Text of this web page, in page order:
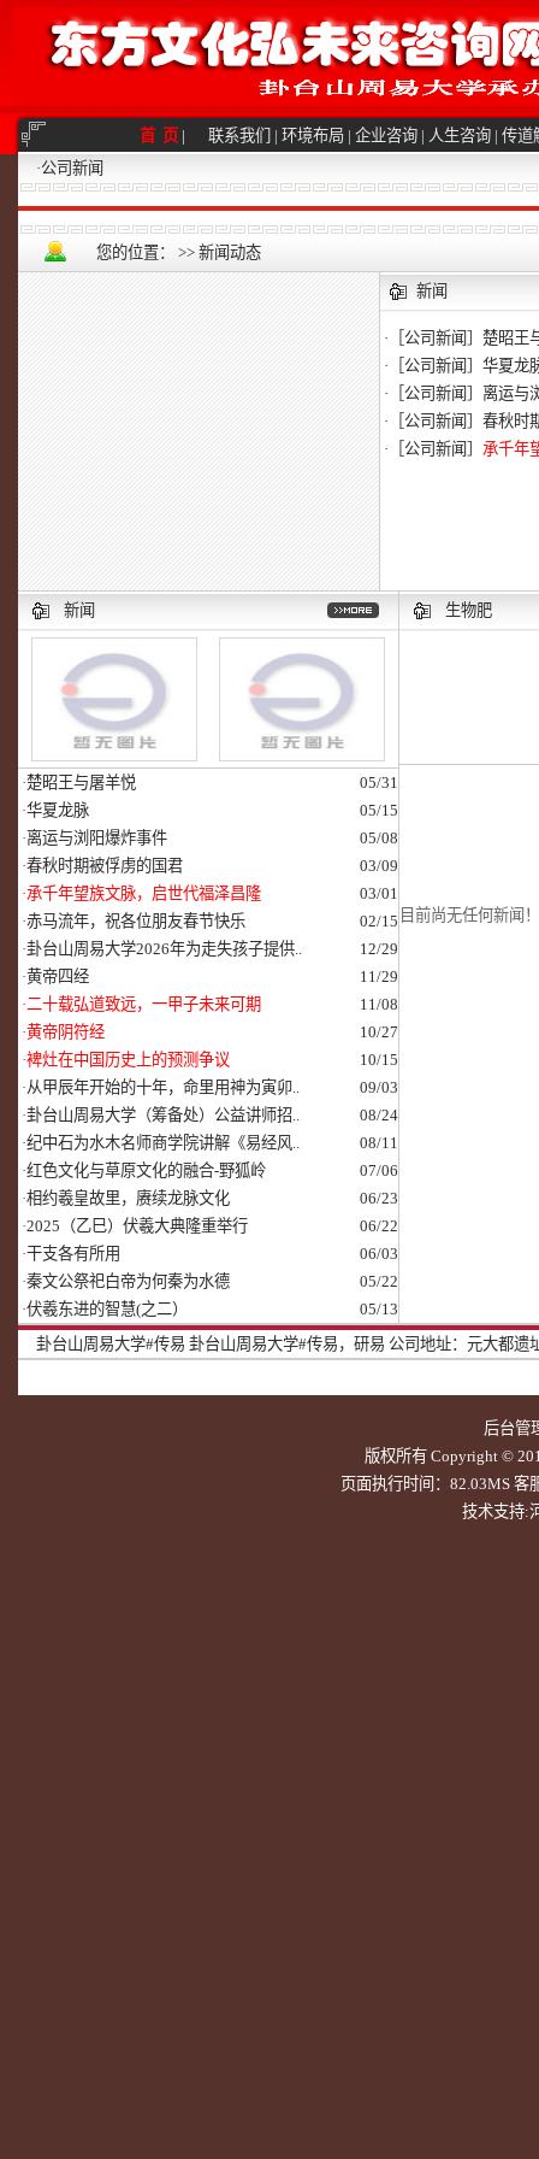
首 页 | 联系我们 | 环境布局 | 企业咨询 | 人生咨询 | 传道
·公司新闻
您的位置： >> 新闻动态
新闻
· ［公司新闻］ 楚昭王
· ［公司新闻］ 华夏龙
· ［公司新闻］ 离运与
· ［公司新闻］ 春秋时
· ［公司新闻］ 承千年
新闻
·楚昭王与屠羊悦
05/31
·华夏龙脉
05/15
·离运与浏阳爆炸事件
05/08
·春秋时期被俘虏的国君
03/09
·承千年望族文脉，启世代福泽昌隆
03/01
·赤马流年，祝各位朋友春节快乐
02/15
·卦台山周易大学2026年为走失孩子提供..
12/29
·黄帝四经
11/29
·二十载弘道致远，一甲子未来可期
11/08
·黄帝阴符经
10/27
·裨灶在中国历史上的预测争议
10/15
·从甲辰年开始的十年，命里用神为寅卯..
09/03
·卦台山周易大学（筹备处）公益讲师招..
08/24
·纪中石为水木名师商学院讲解《易经风..
08/11
·红色文化与草原文化的融合-野狐岭
07/06
·相约羲皇故里，赓续龙脉文化
06/23
·2025（乙巳）伏羲大典隆重举行
06/22
·干支各有所用
06/03
·秦文公祭祀白帝为何秦为水德
05/22
·伏羲东进的智慧(之二） 05/13
生物肥
目前尚无任何新闻！
卦台山周易大学#传易 卦台山周易大学#传易，研易 公司地址：元大都遗
后台管
版权所有 Copyright ©
页面执行时间：82.03MS 客
技术支持: